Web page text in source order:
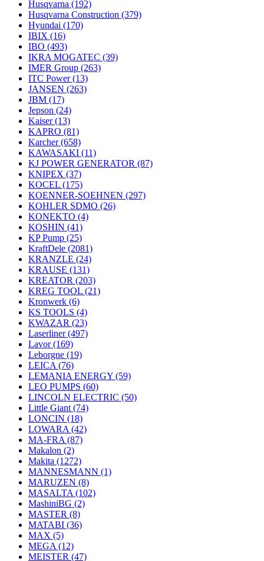
Husqvarna (192)
Husqvarna Construction (379)
Hyundai (170)
IBIX (16)
IBO (493)
IKRA MOGATEC (39)
IMER Group (263)
ITC Power(13)
JANSEN (263)
JBM (17)
Jepson (24)
Kaiser(13)
KAPRO (81)
Karcher(658)
KAWASAKI (11)
KJ POWER GENERATOR (87)
KNIPEX (37)
KOCEL (175)
KOENNER-SOEHNEN (297)
KOHLER SDMO (26)
KONEKTO (4)
KOSHIN (41)
KP Pump (25)
KraftDele (2081)
KRANZLE (24)
KRAUSE (131)
KREATOR (203)
KREG TOOL (21)
Kronwerk (6)
KS TOOLS (4)
KWAZAR (23)
Laserliner(497)
Lavor(169)
Leborgne (19)
LEICA (76)
LEMANIA ENERGY (59)
LEO PUMPS (60)
LINCOLN ELECTRIC (50)
Little Giant (74)
LONCIN (18)
LOWARA (42)
MA-FRA (87)
Makalon (2)
Makita (1272)
MANNESMANN (1)
MARUZEN (8)
MASALTA (102)
MashiniBG (2)
MASTER (8)
MATABI (36)
MAX (5)
MEGA (12)
MEISTER (47)